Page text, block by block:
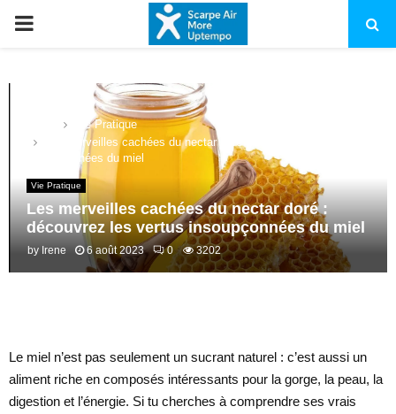
PRIMARY
Vie Pratique
Les merveilles cachées du nectar doré : découvrez les vertus
insoupçonnées du miel
Vie Pratique
Les merveilles cachées du nectar doré :
découvrez les vertus insoupçonnées du miel
by Irene 6 août 2023 0 3202
Le miel n’est pas seulement un sucrant naturel : c’est aussi un
aliment riche en composés intéressants pour la gorge, la peau, la
digestion et l’énergie. Si tu cherches à comprendre ses vrais